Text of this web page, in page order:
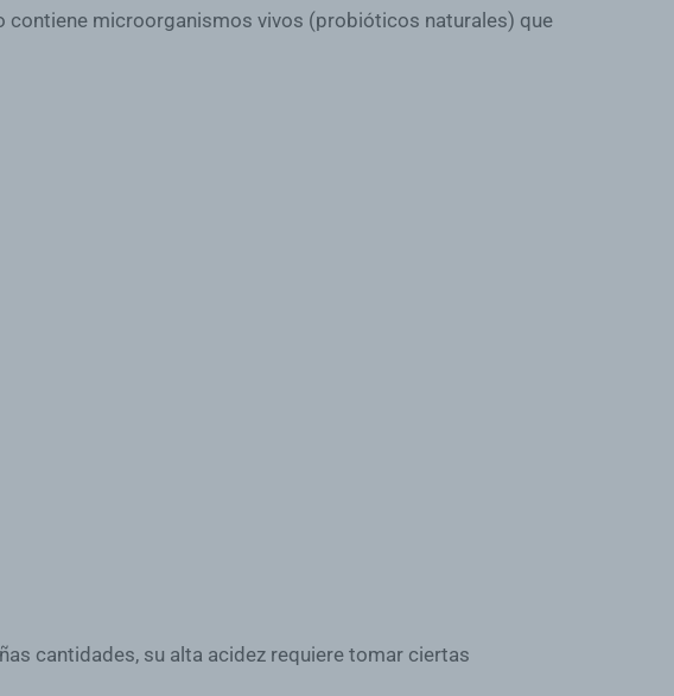
contiene microorganismos vivos (probióticos naturales) que
cantidades, su alta acidez requiere tomar ciertas